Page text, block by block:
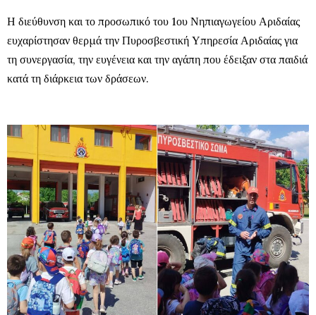
Η διεύθυνση και το προσωπικό του 1ου Νηπιαγωγείου Αριδαίας
ευχαρίστησαν θερμά την Πυροσβεστική Υπηρεσία Αριδαίας για
τη συνεργασία, την ευγένεια και την αγάπη που έδειξαν στα παιδιά
κατά τη διάρκεια των δράσεων.